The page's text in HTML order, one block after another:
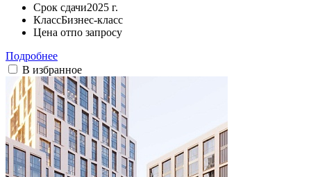
Срок сдачи2025 г.
КлассБизнес-класс
Цена отпо запросу
Подробнее
В избранное